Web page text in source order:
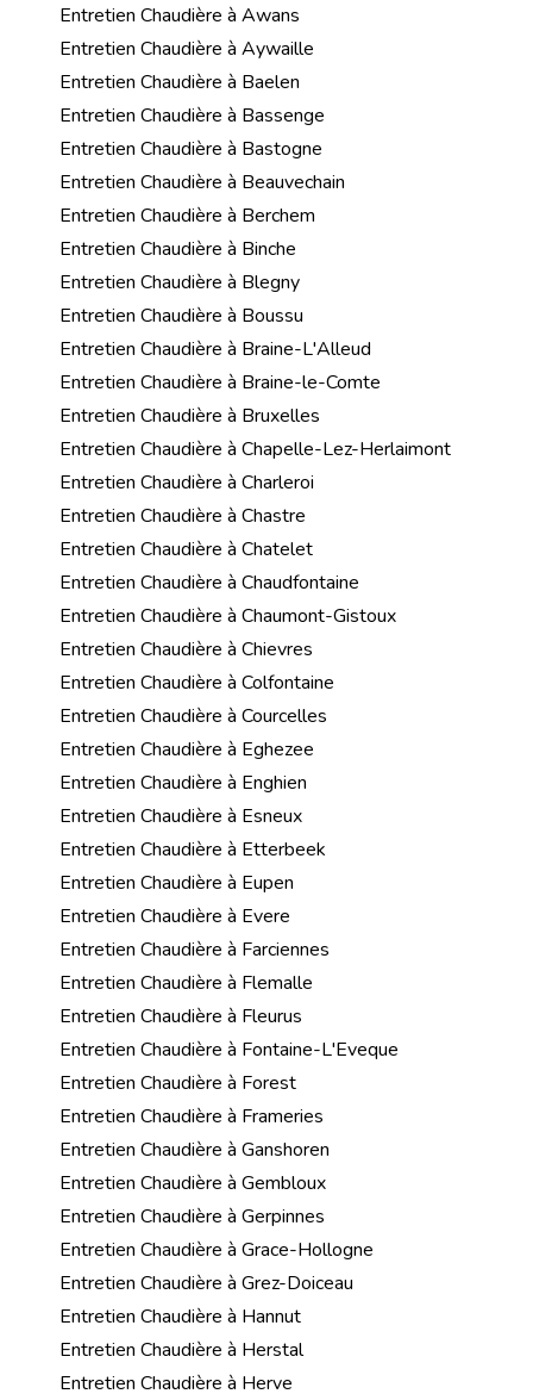
Entretien Chaudière à Awans
Entretien Chaudière à Aywaille
Entretien Chaudière à Baelen
Entretien Chaudière à Bassenge
Entretien Chaudière à Bastogne
Entretien Chaudière à Beauvechain
Entretien Chaudière à Berchem
Entretien Chaudière à Binche
Entretien Chaudière à Blegny
Entretien Chaudière à Boussu
Entretien Chaudière à Braine-L'Alleud
Entretien Chaudière à Braine-le-Comte
Entretien Chaudière à Bruxelles
Entretien Chaudière à Chapelle-Lez-Herlaimont
Entretien Chaudière à Charleroi
Entretien Chaudière à Chastre
Entretien Chaudière à Chatelet
Entretien Chaudière à Chaudfontaine
Entretien Chaudière à Chaumont-Gistoux
Entretien Chaudière à Chievres
Entretien Chaudière à Colfontaine
Entretien Chaudière à Courcelles
Entretien Chaudière à Eghezee
Entretien Chaudière à Enghien
Entretien Chaudière à Esneux
Entretien Chaudière à Etterbeek
Entretien Chaudière à Eupen
Entretien Chaudière à Evere
Entretien Chaudière à Farciennes
Entretien Chaudière à Flemalle
Entretien Chaudière à Fleurus
Entretien Chaudière à Fontaine-L'Eveque
Entretien Chaudière à Forest
Entretien Chaudière à Frameries
Entretien Chaudière à Ganshoren
Entretien Chaudière à Gembloux
Entretien Chaudière à Gerpinnes
Entretien Chaudière à Grace-Hollogne
Entretien Chaudière à Grez-Doiceau
Entretien Chaudière à Hannut
Entretien Chaudière à Herstal
Entretien Chaudière à Herve